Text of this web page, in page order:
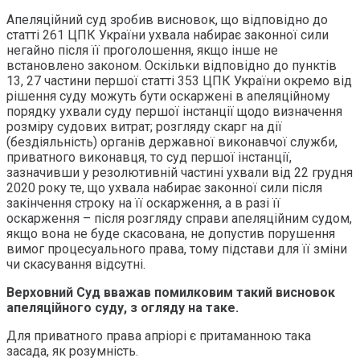
Апеляційний суд зробив висновок, що відповідно до
статті 261 ЦПК України ухвала набирає законної сили
негайно після її проголошення, якщо інше не
встановлено законом. Оскільки відповідно до пунктів
13, 27 частини першої статті 353 ЦПК України окремо від
рішення суду можуть бути оскаржені в апеляційному
порядку ухвали суду першої інстанції щодо визначення
розміру судових витрат; розгляду скарг на дії
(бездіяльність) органів державної виконавчої служби,
приватного виконавця, то суд першої інстанції,
зазначивши у резолютивній частині ухвали від 22 грудня
2020 року те, що ухвала набирає законної сили після
закінчення строку на її оскарження, а в разі її
оскарження – після розгляду справи апеляційним судом,
якщо вона не буде скасована, не допустив порушення
вимог процесуального права, тому підстави для її зміни
чи скасування відсутні.
Верховний Суд вважав помилковим такий висновок
апеляційного суду, з огляду на таке.
Для приватного права апріорі є притаманною така
засада, як розумність.